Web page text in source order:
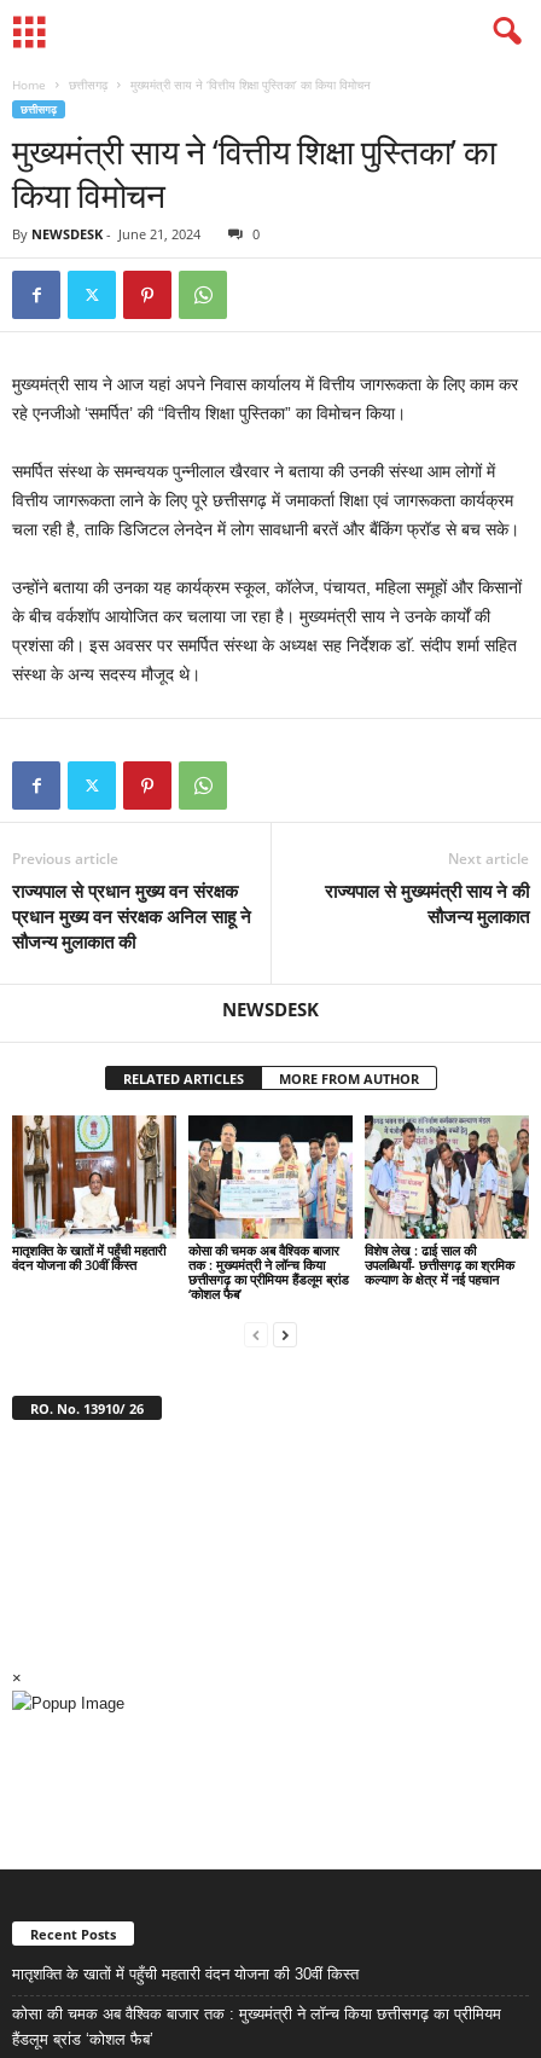
Home छत्तीसगढ़ मुख्यमंत्री साय ने ‘वित्तीय शिक्षा पुस्तिका’ का किया विमोचन
छत्तीसगढ़
मुख्यमंत्री साय ने ‘वित्तीय शिक्षा पुस्तिका’ का
किया विमोचन
By NEWSDESK - June 21, 2024 0
मुख्यमंत्री साय ने आज यहां अपने निवास कार्यालय में वित्तीय जागरूकता के लिए काम कर
रहे एनजीओ ‘समर्पित’ की “वित्तीय शिक्षा पुस्तिका” का विमोचन किया।
समर्पित संस्था के समन्वयक पुन्नीलाल खैरवार ने बताया की उनकी संस्था आम लोगों में
वित्तीय जागरूकता लाने के लिए पूरे छत्तीसगढ़ में जमाकर्ता शिक्षा एवं जागरूकता कार्यक्रम
चला रही है, ताकि डिजिटल लेनदेन में लोग सावधानी बरतें और बैंकिंग फ्रॉड से बच सके।
उन्होंने बताया की उनका यह कार्यक्रम स्कूल, कॉलेज, पंचायत, महिला समूहों और किसानों
के बीच वर्कशॉप आयोजित कर चलाया जा रहा है। मुख्यमंत्री साय ने उनके कार्यों की
प्रशंसा की। इस अवसर पर समर्पित संस्था के अध्यक्ष सह निर्देशक डाॅ. संदीप शर्मा सहित
संस्था के अन्य सदस्य मौजूद थे।
Previous article
राज्यपाल से प्रधान मुख्य वन संरक्षक
प्रधान मुख्य वन संरक्षक अनिल साहू ने
सौजन्य मुलाकात की
Next article
राज्यपाल से मुख्यमंत्री साय ने की
सौजन्य मुलाकात
NEWSDESK
RELATED ARTICLES MORE FROM AUTHOR
मातृशक्ति के खातों में पहुँची महतारी
वंदन योजना की 30वीं किस्त
कोसा की चमक अब वैश्विक बाजार
तक : मुख्यमंत्री ने लॉन्च किया
छत्तीसगढ़ का प्रीमियम हैंडलूम ब्रांड
‘कोशल फैब’
विशेष लेख : ढाई साल की
उपलब्धियाँ- छत्तीसगढ़ का श्रमिक
कल्याण के क्षेत्र में नई पहचान
RO. No. 13910/ 26
×
Recent Posts
मातृशक्ति के खातों में पहुँची महतारी वंदन योजना की 30वीं किस्त
कोसा की चमक अब वैश्विक बाजार तक : मुख्यमंत्री ने लॉन्च किया छत्तीसगढ़ का प्रीमियम
हैंडलूम ब्रांड ‘कोशल फैब’